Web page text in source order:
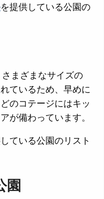
を提供している公園の
まざまなサイズの
ているため、早めに
のコテージにはキッ
が備わっています。
ている公園のリスト
園